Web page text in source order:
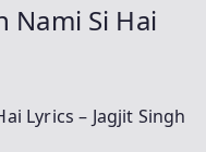
Nami Si Hai
Lyrics – Jagjit Singh